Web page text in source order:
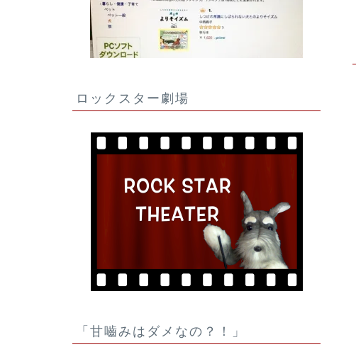
ロックスター劇場
「甘嚙みはダメなの？！」